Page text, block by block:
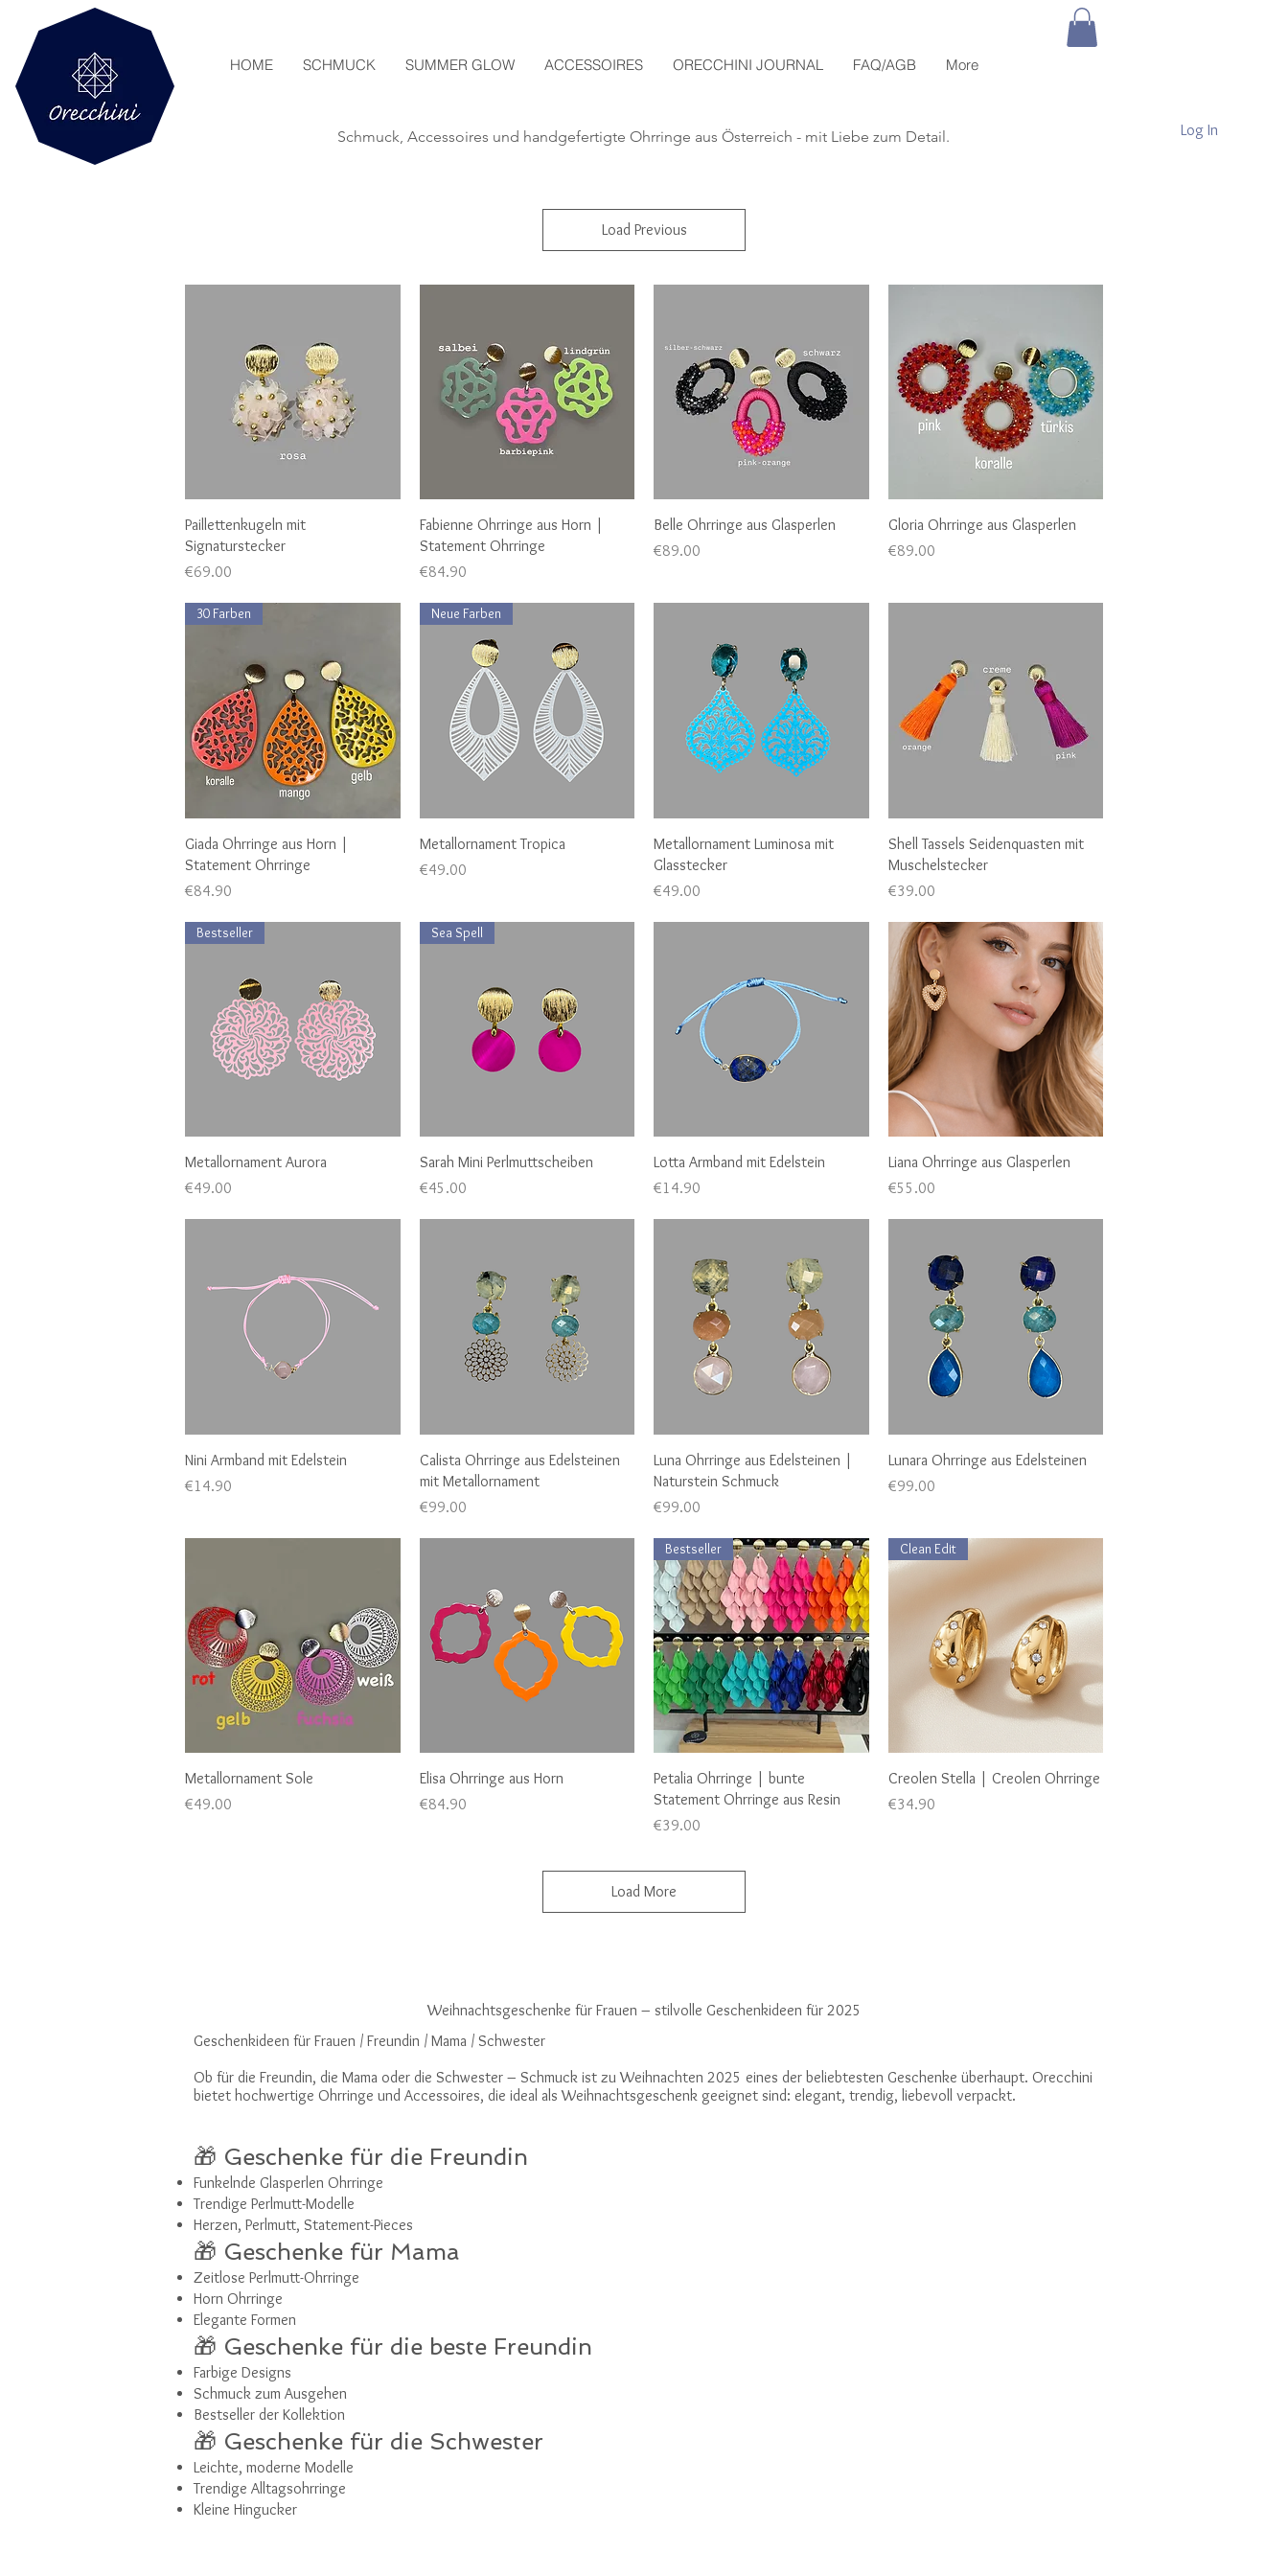
HOME SCHMUCK SUMMER GLOW ACCESSOIRES ORECCHINI JOURNAL FAQ/AGB More
Schmuck, Accessoires und handgefertigte Ohrringe aus Österreich - mit Liebe zum Detail. Log In
Load Previous
Quick View
Paillettenkugeln mit
Signaturstecker
Price
€69.00
Quick View
Fabienne Ohrringe aus Horn |
Statement Ohrringe
Price
€84.90
Quick View
Belle Ohrringe aus Glasperlen
Price
€89.00
Quick View
Gloria Ohrringe aus Glasperlen
Price
€89.00
Quick View
30 Farben
Giada Ohrringe aus Horn |
Statement Ohrringe
Price
€84.90
Quick View
Neue Farben
Metallornament Tropica
Price
€49.00
Quick View
Metallornament Luminosa mit
Glasstecker
Price
€49.00
Quick View
Shell Tassels Seidenquasten mit
Muschelstecker
Price
€39.00
Quick View
Bestseller
Metallornament Aurora
Price
€49.00
Quick View
Sea Spell
Sarah Mini Perlmuttscheiben
Price
€45.00
Quick View
Lotta Armband mit Edelstein
Price
€14.90
Quick View
Liana Ohrringe aus Glasperlen
Price
€55.00
Quick View
Nini Armband mit Edelstein
Price
€14.90
Quick View
Calista Ohrringe aus Edelsteinen
mit Metallornament
Price
€99.00
Quick View
Luna Ohrringe aus Edelsteinen |
Naturstein Schmuck
Price
€99.00
Quick View
Lunara Ohrringe aus Edelsteinen
Price
€99.00
Quick View
Metallornament Sole
Price
€49.00
Quick View
Elisa Ohrringe aus Horn
Price
€84.90
Quick View
Bestseller
Petalia Ohrringe | bunte
Statement Ohrringe aus Resin
Price
€39.00
Quick View
Clean Edit
Creolen Stella | Creolen Ohrringe
Price
€34.90
Load More
Weihnachtsgeschenke für Frauen – stilvolle Geschenkideen für 2025
Geschenkideen für Frauen / Freundin / Mama / Schwester
Ob für die Freundin, die Mama oder die Schwester – Schmuck ist zu Weihnachten 2025 eines der beliebtesten Geschenke überhaupt. Orecchini
bietet hochwertige Ohrringe und Accessoires, die ideal als Weihnachtsgeschenk geeignet sind: elegant, trendig, liebevoll verpackt.
🎁 Geschenke für die Freundin
Funkelnde Glasperlen Ohrringe
Trendige Perlmutt-Modelle
Herzen, Perlmutt, Statement-Pieces
🎁 Geschenke für Mama
Zeitlose Perlmutt-Ohrringe
Horn Ohrringe
Elegante Formen
🎁 Geschenke für die beste Freundin
Farbige Designs
Schmuck zum Ausgehen
Bestseller der Kollektion
🎁 Geschenke für die Schwester
Leichte, moderne Modelle
Trendige Alltagsohrringe
Kleine Hingucker